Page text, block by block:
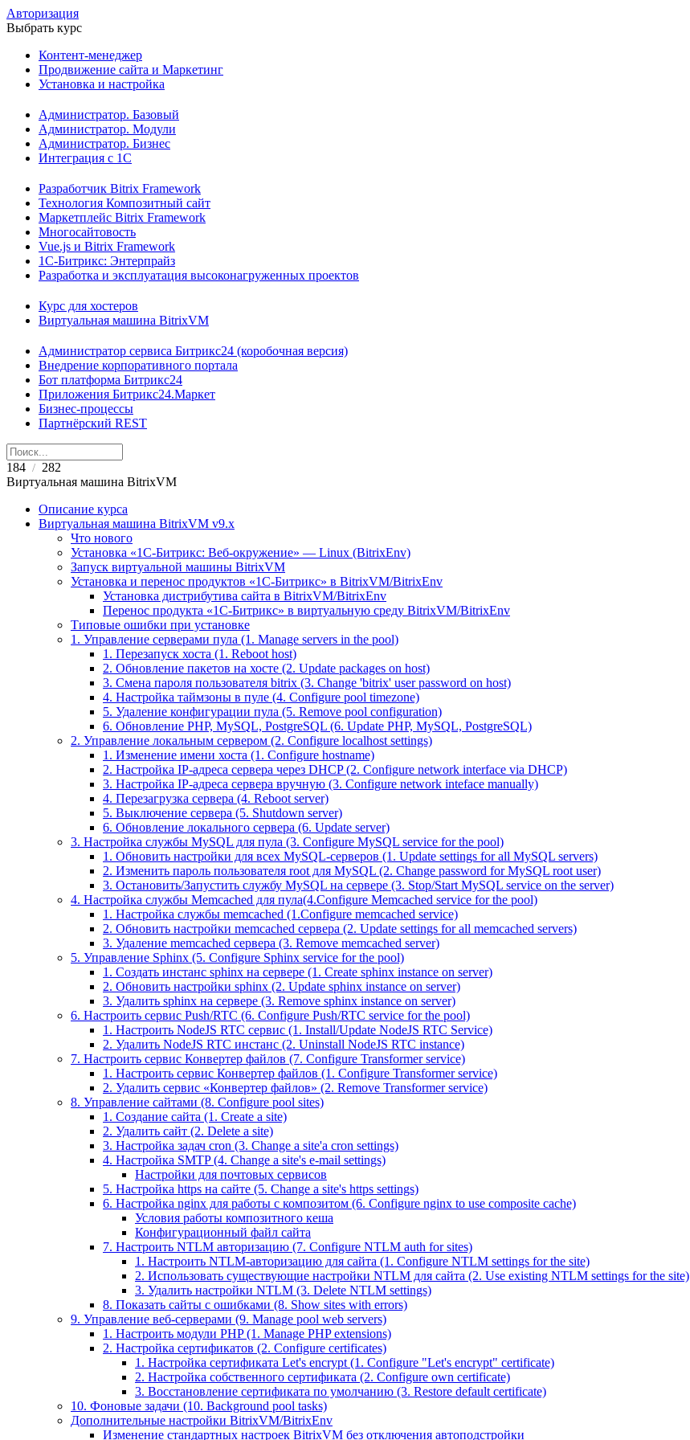
Авторизация
Выбрать курс
Контент-менеджер
Продвижение сайта и Маркетинг
Установка и настройка
Администратор. Базовый
Администратор. Модули
Администратор. Бизнес
Интеграция с 1С
Разработчик Bitrix Framework
Технология Композитный сайт
Маркетплейс Bitrix Framework
Многосайтовость
Vue.js и Bitrix Framework
1С-Битрикс: Энтерпрайз
Разработка и эксплуатация высоконагруженных проектов
Курс для хостеров
Виртуальная машина BitrixVM
Администратор сервиса Битрикс24 (коробочная версия)
Внедрение корпоративного портала
Бот платформа Битрикс24
Приложения Битрикс24.Маркет
Бизнес-процессы
Партнёрский REST
184 / 282
Виртуальная машина BitrixVM
Описание курса
Виртуальная машина BitrixVM v9.x
Что нового
Установка «1С-Битрикс: Веб-окружение» — Linux (BitrixEnv)
Запуск виртуальной машины BitrixVM
Установка и перенос продуктов «1С-Битрикс» в BitrixVM/BitrixEnv
Установка дистрибутива сайта в BitrixVM/BitrixEnv
Перенос продукта «1C-Битрикс» в виртуальную среду BitrixVM/BitrixEnv
Типовые ошибки при установке
1. Управление серверами пула (1. Manage servers in the pool)
1. Перезапуск хоста (1. Reboot host)
2. Обновление пакетов на хосте (2. Update packages on host)
3. Смена пароля пользователя bitrix (3. Change 'bitrix' user password on host)
4. Настройка таймзоны в пуле (4. Configure pool timezone)
5. Удаление конфигурации пула (5. Remove pool configuration)
6. Обновление PHP, MySQL, PostgreSQL (6. Update PHP, MySQL, PostgreSQL)
2. Управление локальным сервером (2. Configure localhost settings)
1. Изменение имени хоста (1. Configure hostname)
2. Настройка IP-адреса сервера через DHCP (2. Configure network interface via DHCP)
3. Настройка IP-адреса сервера вручную (3. Configure network inteface manually)
4. Перезагрузка сервера (4. Reboot server)
5. Выключение сервера (5. Shutdown server)
6. Обновление локального сервера (6. Update server)
3. Настройка службы MySQL для пула (3. Configure MySQL service for the pool)
1. Обновить настройки для всех MySQL-серверов (1. Update settings for all MySQL servers)
2. Изменить пароль пользователя root для MySQL (2. Change password for MySQL root user)
3. Остановить/Запустить службу MySQL на сервере (3. Stop/Start MySQL service on the server)
4. Настройка службы Memcached для пула(4.Configure Memcached service for the pool)
1. Настройка службы memcached (1.Configure memcached service)
2. Обновить настройки memcached сервера (2. Update settings for all memcached servers)
3. Удаление memcached сервера (3. Remove memcached server)
5. Управление Sphinx (5. Configure Sphinx service for the pool)
1. Создать инстанс sphinx на сервере (1. Create sphinx instance on server)
2. Обновить настройки sphinx (2. Update sphinx instance on server)
3. Удалить sphinx на сервере (3. Remove sphinx instance on server)
6. Настроить сервис Push/RTC (6. Configure Push/RTC service for the pool)
1. Настроить NodeJS RTC сервис (1. Install/Update NodeJS RTC Service)
2. Удалить NodeJS RTC инстанс (2. Uninstall NodeJS RTC instance)
7. Настроить сервис Конвертер файлов (7. Configure Transformer service)
1. Настроить сервис Конвертер файлов (1. Configure Transformer service)
2. Удалить сервис «Конвертер файлов» (2. Remove Transformer service)
8. Управление сайтами (8. Configure pool sites)
1. Создание сайта (1. Create a site)
2. Удалить сайт (2. Delete a site)
3. Настройка задач cron (3. Change a site'a cron settings)
4. Настройка SMTP (4. Change a site's e-mail settings)
Настройки для почтовых сервисов
5. Настройка https на сайте (5. Change a site's https settings)
6. Настройка nginx для работы с композитом (6. Configure nginx to use composite cache)
Условия работы композитного кеша
Конфигурационный файл сайта
7. Настроить NTLM авторизацию (7. Configure NTLM auth for sites)
1. Настроить NTLM-авторизацию для сайта (1. Configure NTLM settings for the site)
2. Использовать существующие настройки NTLM для сайта (2. Use existing NTLM settings for the site)
3. Удалить настройки NTLM (3. Delete NTLM settings)
8. Показать сайты с ошибками (8. Show sites with errors)
9. Управление веб-серверами (9. Manage pool web servers)
1. Настроить модули PHP (1. Manage PHP extensions)
2. Настройка сертификатов (2. Configure certificates)
1. Настройка сертификата Let's encrypt (1. Configure "Let's encrypt" certificate)
2. Настройка собственного сертификата (2. Configure own certificate)
3. Восстановление сертификата по умолчанию (3. Restore default certificate)
10. Фоновые задачи (10. Background pool tasks)
Дополнительные настройки BitrixVM/BitrixEnv
Изменение стандартных настроек BitrixVM без отключения автоподстройки